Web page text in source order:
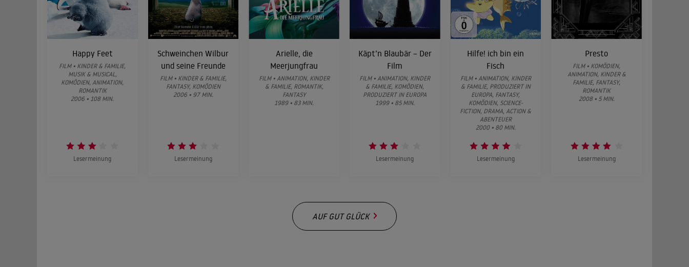
Happy Feet
FILM • KINDER & FAMILIE,
MUSIK & MUSICAL,
KOMÖDIEN, ANIMATION,
ROMANTIK
2006 • 108 MIN.
Lesermeinung
Schweinchen Wilbur
und seine Freunde
FILM • KINDER & FAMILIE,
FANTASY, KOMÖDIEN
2006 • 97 MIN.
Lesermeinung
Arielle, die
Meerjungfrau
FILM • ANIMATION, KINDER
& FAMILIE, ROMANTIK,
FANTASY
1989 • 83 MIN.
Käpt’n Blaubär – Der
Film
FILM • ANIMATION, KINDER
& FAMILIE, KOMÖDIEN,
PRODUZIERT IN EUROPA
1999 • 85 MIN.
Lesermeinung
Hilfe! ich bin ein
Fisch
FILM • ANIMATION, KINDER
& FAMILIE, PRODUZIERT IN
EUROPA, FANTASY,
KOMÖDIEN, SCIENCE-
FICTION, DRAMA, ACTION &
ABENTEUER
2000 • 80 MIN.
Lesermeinung
Presto
FILM • KOMÖDIEN,
ANIMATION, KINDER &
FAMILIE, FANTASY,
ROMANTIK
2008 • 5 MIN.
Lesermeinung
AUF GUT GLÜCK